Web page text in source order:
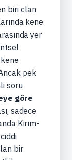
biri olan
kene
yer
pek
soru
göre
sadece
Kırım-
bir